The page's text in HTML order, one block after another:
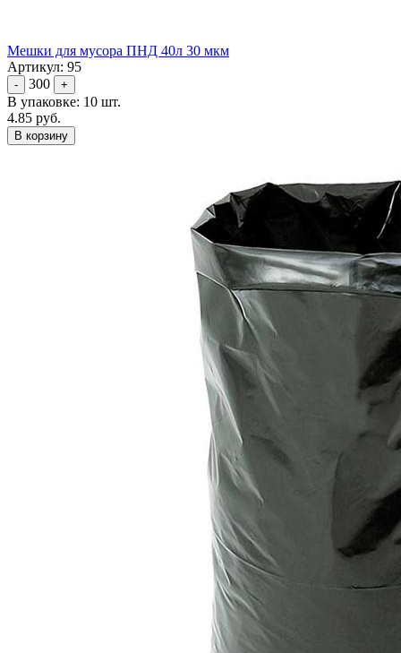
Мешки для мусора ПНД 40л 30 мкм
Артикул: 95
- 300 +
В упаковке: 10 шт.
4.85 руб.
В корзину